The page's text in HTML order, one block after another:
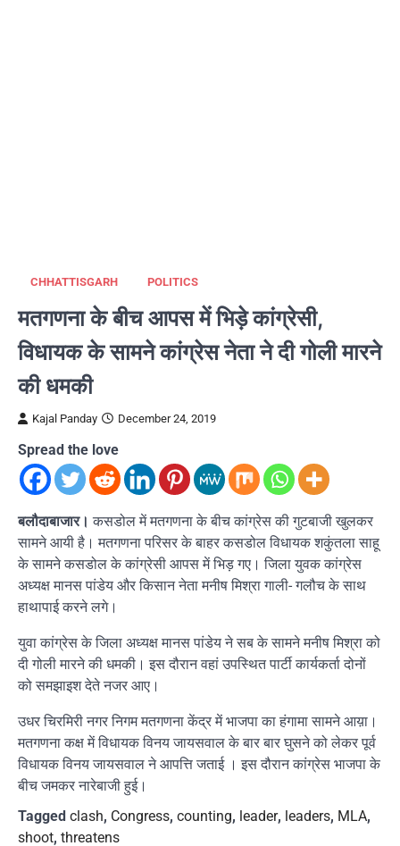
CHHATTISGARH POLITICS
मतगणना के बीच आपस में भिड़े कांग्रेसी,
विधायक के सामने कांग्रेस नेता ने दी गोली मारने
की धमकी
Kajal Panday December 24, 2019
Spread the love
बलौदाबाजार। कसडोल में मतगणना के बीच कांग्रेस की गुटबाजी खुलकर
सामने आयी है। मतगणना परिसर के बाहर कसडोल विधायक शकुंतला साहू
के सामने कसडोल के कांग्रेसी आपस में भिड़ गए। जिला युवक कांग्रेस
अध्यक्ष मानस पांडेय और किसान नेता मनीष मिश्रा गाली- गलौच के साथ
हाथापाई करने लगे।
युवा कांग्रेस के जिला अध्यक्ष मानस पांडेय ने सब के सामने मनीष मिश्रा को
दी गोली मारने की धमकी। इस दौरान वहां उपस्थित पार्टी कार्यकर्ता दोनों
को समझाइश देते नजर आए।
उधर चिरमिरी नगर निगम मतगणना केंद्र में भाजपा का हंगामा सामने आय़ा।
मतगणना कक्ष में विधायक विनय जायसवाल के बार बार घुसने को लेकर पूर्व
विधायक विनय जायसवाल ने आपत्ति जताई । इस दौरान कांग्रेस भाजपा के
बीच जमकर नारेबाजी हुई।
Tagged clash, Congress, counting, leader, leaders, MLA,
shoot, threatens